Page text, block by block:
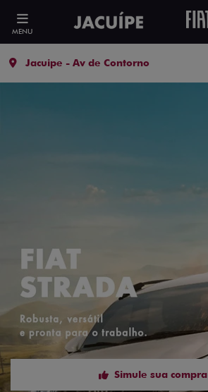
MENU
Jacuipe - Av de Contorno
Simule sua compra